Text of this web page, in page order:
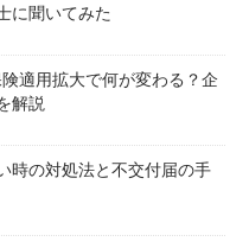
に聞いてみた
適用拡大で何が変わる？企
解説
時の対処法と不交付届の手